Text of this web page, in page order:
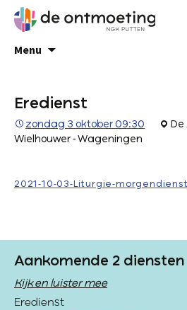
Menu
Eredienst
zondag 3 oktober 09:30 De
Wielhouwer - Wageningen
2021-10-03-Liturgie-morgendienst
Aankomende 2 diensten
Kijk en luister mee
Eredienst